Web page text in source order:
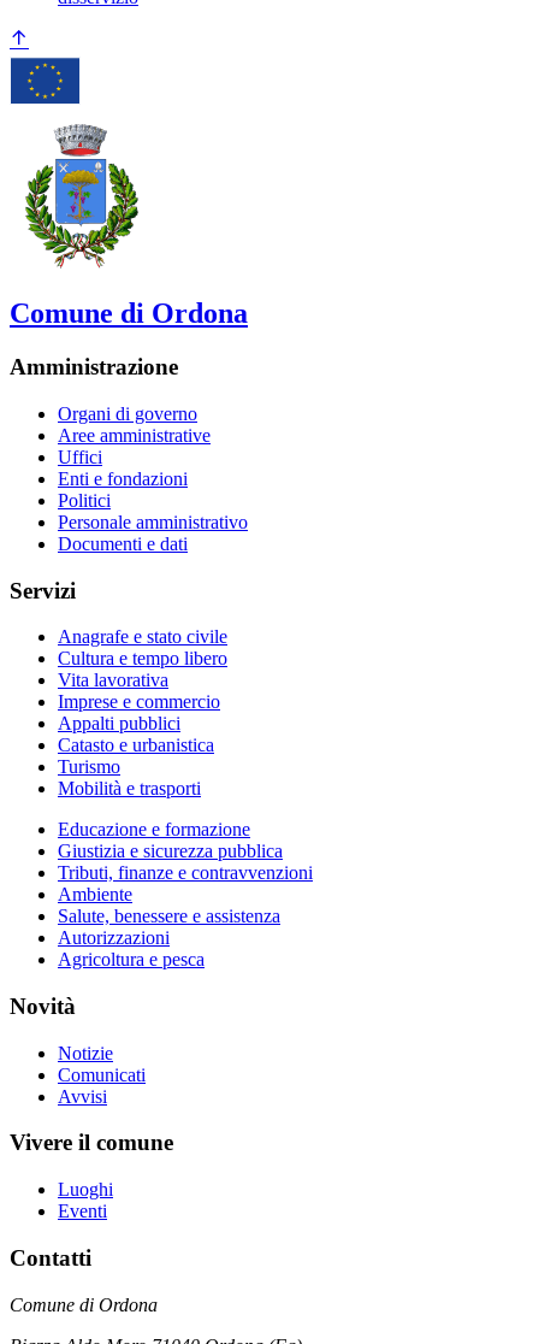
Comune di Ordona
Amministrazione
Organi di governo
Aree amministrative
Uffici
Enti e fondazioni
Politici
Personale amministrativo
Documenti e dati
Servizi
Anagrafe e stato civile
Cultura e tempo libero
Vita lavorativa
Imprese e commercio
Appalti pubblici
Catasto e urbanistica
Turismo
Mobilità e trasporti
Educazione e formazione
Giustizia e sicurezza pubblica
Tributi, finanze e contravvenzioni
Ambiente
Salute, benessere e assistenza
Autorizzazioni
Agricoltura e pesca
Novità
Notizie
Comunicati
Avvisi
Vivere il comune
Luoghi
Eventi
Contatti
Comune di Ordona